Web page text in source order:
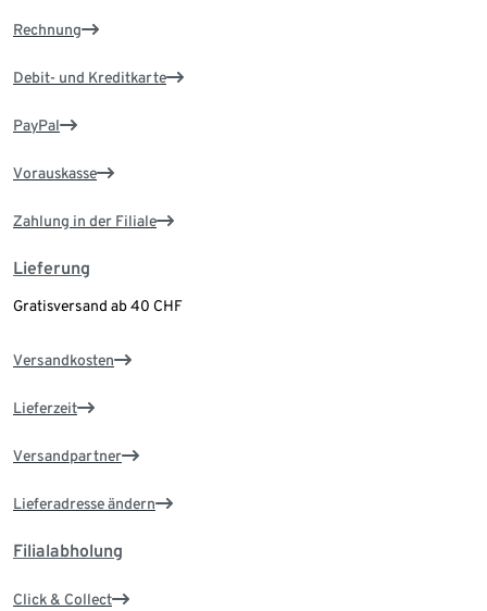
Rechnung
Debit- und Kreditkarte
PayPal
Vorauskasse
Zahlung in der Filiale
Lieferung
Gratisversand ab 40 CHF
Versandkosten
Lieferzeit
Versandpartner
Lieferadresse ändern
Filialabholung
Click & Collect